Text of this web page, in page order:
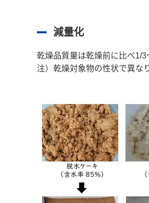
減量化
乾燥品質量は乾燥前に比べ1/
注）乾燥対象物の性状で異な